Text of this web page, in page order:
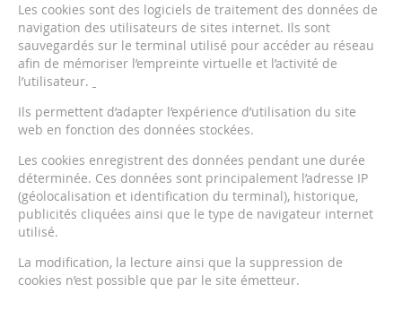
Les cookies sont des logiciels de traitement des données de
navigation des utilisateurs de sites internet. Ils sont
sauvegardés sur le terminal utilisé pour accéder au réseau
afin de mémoriser l’empreinte virtuelle et l’activité de
l’utilisateur.
Ils permettent d’adapter l’expérience d’utilisation du site
web en fonction des données stockées.
Les cookies enregistrent des données pendant une durée
déterminée. Ces données sont principalement l’adresse IP
(géolocalisation et identification du terminal), historique,
publicités cliquées ainsi que le type de navigateur internet
utilisé.
La modification, la lecture ainsi que la suppression de
cookies n’est possible que par le site émetteur.